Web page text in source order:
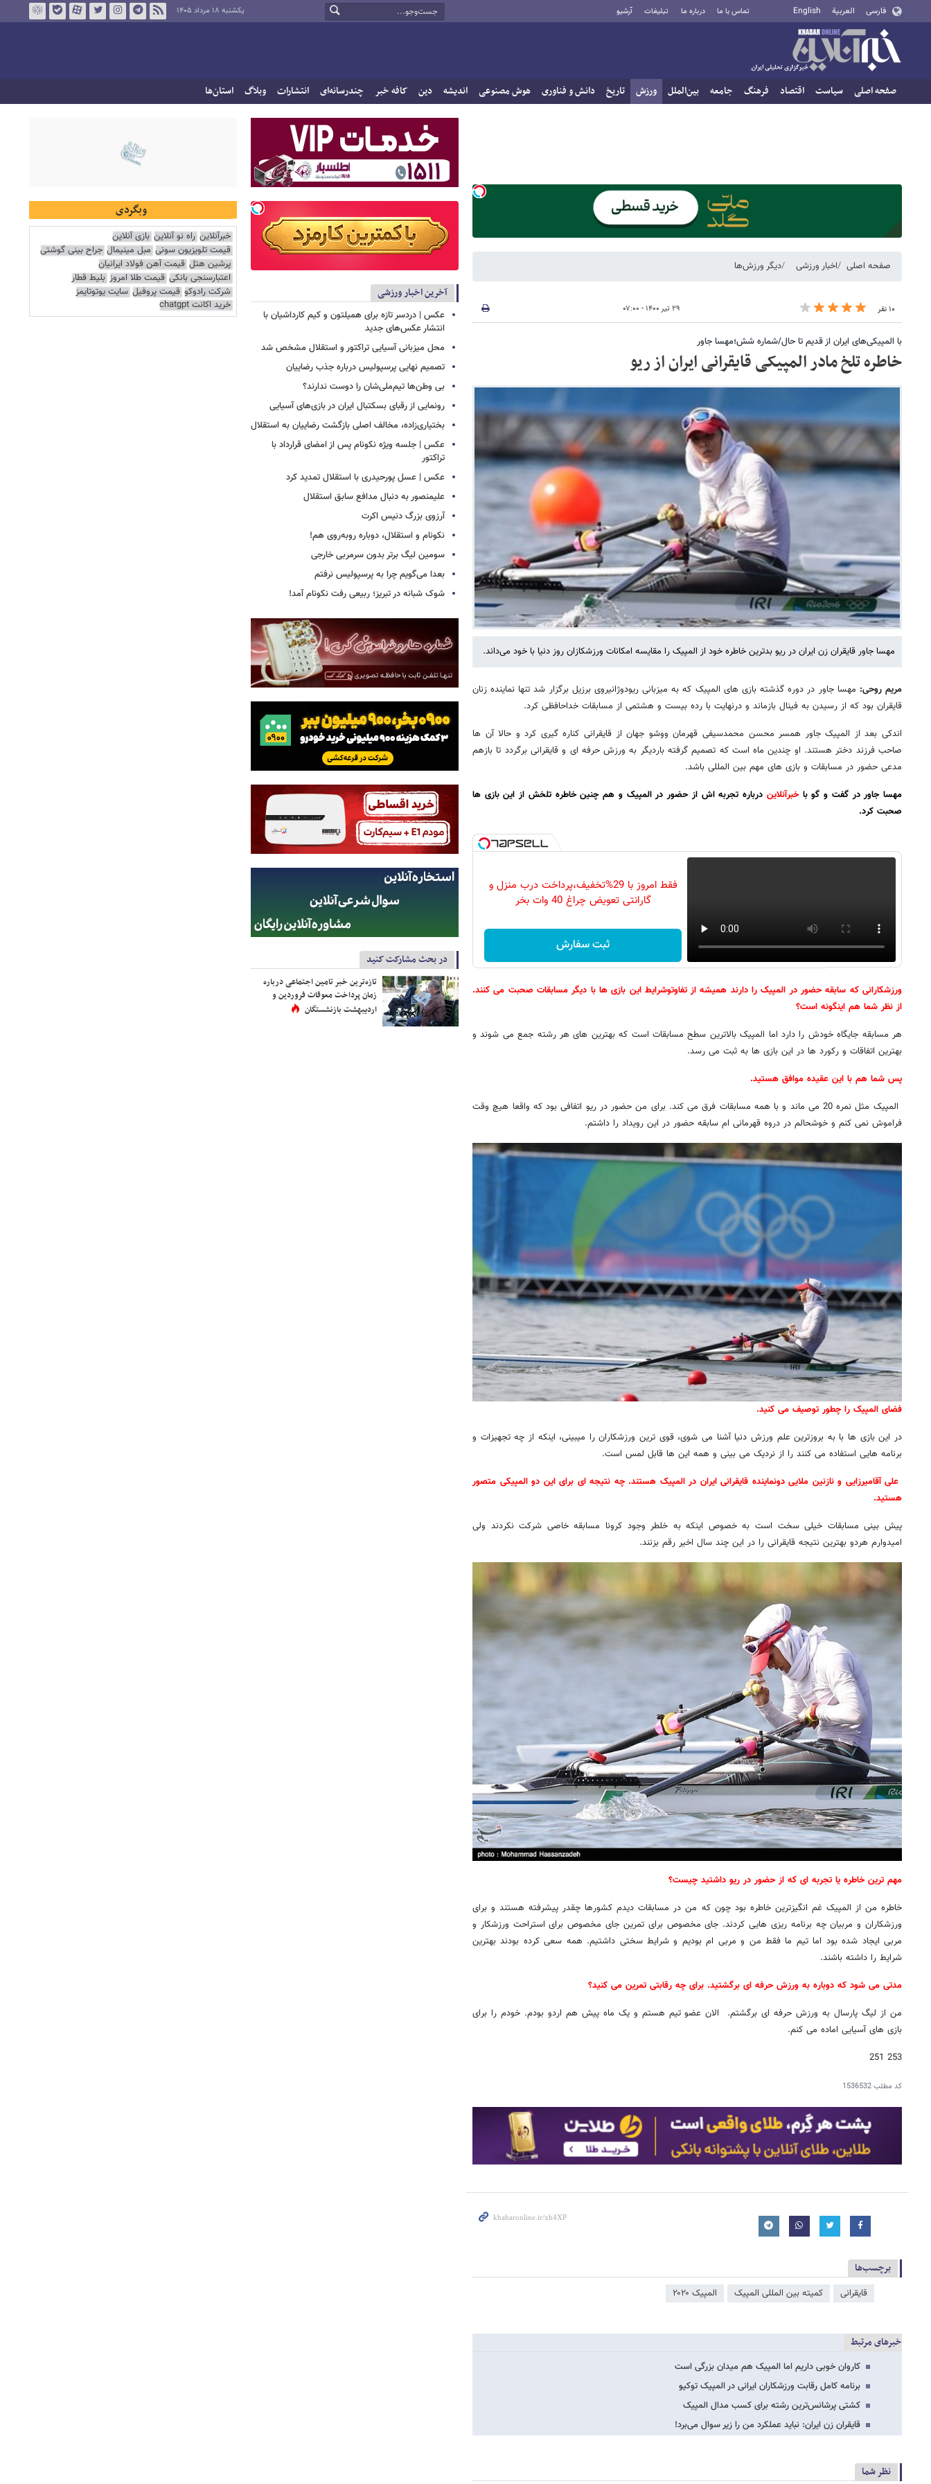
فارسی العربية English تماس با ما درباره ما تبلیغات آرشیو یکشنبه ۱۸ مرداد ۱۴۰۵
صفحه اصلی سیاست اقتصاد فرهنگ جامعه بین‌الملل ورزش تاریخ دانش و فناوری هوش مصنوعی اندیشه دین کافه خبر چندرسانه‌ای انتشارات وبلاگ استان‌ها
صفحه اصلی اخبار ورزشی دیگر ورزش‌ها
۱۰ نفر ۲۹ تیر ۱۴۰۰ - ۰۷:۰۰
با المپیکی‌های ایران از قدیم تا حال/شماره شش؛مهسا جاور
خاطره تلخ مادر المپیکی قایقرانی ایران از ریو
مهسا جاور قایقران زن ایران در ریو بدترین خاطره خود از المپیک را مقایسه امکانات ورزشکازان روز دنیا با خود می‌داند.
مریم روحی: مهسا جاور در دوره گذشته بازی های المپیک که به میزبانی ریودوژانیروی برزیل برگزار شد تنها نماینده زنان
قایقران بود که از رسیدن به فینال بازماند و درنهایت با رده بیست و هشتمی از مسابقات خداحافظی کرد.
اندکی بعد از المپیک جاور همسر محسن محمدسیفی قهرمان ووشو جهان از قایقرانی کناره گیری کرد و حالا آن ها
صاحب فرزند دختر هستند. او چندین ماه است که تصمیم گرفته باردیگر به ورزش حرفه ای و قایقرانی برگردد تا بازهم
مدعی حضور در مسابقات و بازی های مهم بین المللی باشد.
مهسا جاور در گفت و گو باخبرآنلاین درباره تجربه اش از حضور در المپیک و هم چنین خاطره تلخش از این بازی ها
صحبت کرد.
فقط امروز با 29%تخفیف،پرداخت درب منزل و
گارانتی تعویض چراغ 40 وات بخر
ثبت سفارش
ورزشکارانی که سابقه حضور در المپیک را دارند همیشه از تفاوتوشرایط این بازی ها با دیگر مسابقات صحبت می کنند.
از نظر شما هم اینگونه است؟
هر مسابقه جایگاه خودش را دارد اما المپیک بالاترین سطح مسابقات است که بهترین های هر رشته جمع می شوند و
بهترین اتفاقات و رکورد ها در این بازی ها به ثبت می رسد.
پس شما هم با این عقیده موافق هستید.
المپیک مثل نمره 20 می ماند و با همه مسابقات فرق می کند. برای من حضور در ریو اتفافی بود که واقعا هیچ وقت
فراموش نمی کنم و خوشحالم در دروه قهرمانی ام سابقه حضور در این رویداد را داشتم.
فضای المپیک را چطور توصیف می کنید.
در این بازی ها با به بروزترین علم ورزش دنیا آشنا می شوی، قوی ترین ورزشکاران را میبینی، اینکه از چه تجهیزات و
برنامه هایی استفاده می کنند را از نردیک می بینی و همه این ها قابل لمس است.
علی آقامیرزایی و نازنین ملایی دونماینده قایقرانی ایران در المپیک هستند. چه نتیجه ای برای این دو المپیکی متصور
هستید.
پیش بینی مسابقات خیلی سخت است به خصوص اینکه به خلطر وجود کرونا مسابقه خاصی شرکت نکردند ولی
امیدوارم هردو بهترین نتیجه قایقرانی را در این چند سال اخیر رقم بزنند.
مهم ترین خاطره یا تجربه ای که از حضور در ریو داشتید چیست؟
خاطره من از المپیک غم انگیزترین خاطره بود چون که من در مسابقات دیدم کشورها چقدر پیشرفته هستند و برای
ورزشکاران و مربیان چه برنامه ریزی هایی کردند. جای مخصوص برای تمرین جای مخصوص برای استراحت ورزشکار و
مربی ایجاد شده بود اما تیم ما فقط من و مربی ام بودیم و شرایط سختی داشتیم. همه سعی کرده بودند بهترین
شرایط را داشته باشند.
مدتی می شود که دوباره به ورزش حرفه ای برگشتید. برای چه رقابتی تمرین می کنید؟
من از لیگ پارسال به ورزش حرفه ای برگشتم. الان عضو تیم هستم و یک ماه پیش هم اردو بودم. خودم را برای
بازی های آسیایی اماده می کنم.
253 251
کد مطلب1536532
برچسب‌ها
قایقرانی کمیته بین المللی المپیک المپیک ۲۰۲۰
خبرهای مرتبط
کاروان خوبی داریم اما المپیک هم میدان بزرگی است
برنامه کامل رقابت ورزشکاران ایرانی در المپیک توکیو
کشتی پرشانس‌ترین رشته برای کسب مدال المپیک
قایقران زن ایران: نباید عملکرد من را زیر سوال می‌برد!
نظر شما
آخرین اخبار ورزشی
عکس | دردسر تازه برای همیلتون و کیم کارداشیان با
انتشار عکس‌های جدید
محل میزبانی آسیایی تراکتور و استقلال مشخص شد
تصمیم نهایی پرسپولیس درباره جذب رضاییان
بی وطن‌ها تیم‌ملی‌شان را دوست ندارند؟
رونمایی از رقبای بسکتبال ایران در بازی‌های آسیایی
بختیاری‌زاده، مخالف اصلی بازگشت رضاییان به استقلال
عکس | جلسه ویژه نکونام پس از امضای قرارداد با
تراکتور
عکس | عسل پورحیدری با استقلال تمدید کرد
علیمنصور به دنبال مدافع سابق استقلال
آرزوی بزرگ دنیس اکرت
نکونام و استقلال، دوباره روبه‌روی هم!
سومین لیگ برتر بدون سرمربی خارجی
بعدا می‌گویم چرا به پرسپولیس نرفتم
شوک شبانه در تبریز؛ ربیعی رفت نکونام آمد!
در بحث مشارکت کنید
تازه‌ترین خبر تامین اجتماعی درباره
زمان پرداخت معوقات فروردین و
اردیبهشت بازنشستگان
وبگردی
خبرآنلاین راه نو آنلاین بازی آنلاین
قیمت تلویزیون سونی مبل مینیمال جراح بینی گوشتی
پرشین هتل قیمت آهن فولاد ایرانیان
اعتبارسنجی بانکی قیمت طلا امروز بلیط قطار
شرکت رادوکو قیمت پروفیل سایت یوتوتایمز
خرید اکانت chatgpt